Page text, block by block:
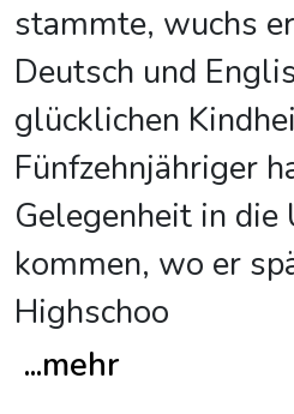
stammte, wuchs
Deutsch und
glücklichen
Fünfzehnjähriger
Gelegenheit in die
kommen, wo er
Highschoo
...mehr